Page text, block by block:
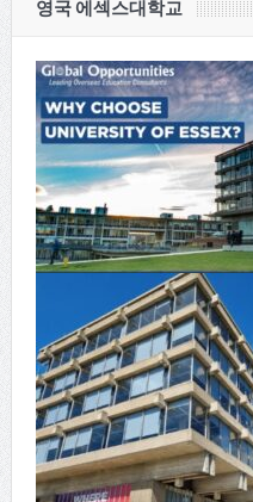
영국 에섹스대학교